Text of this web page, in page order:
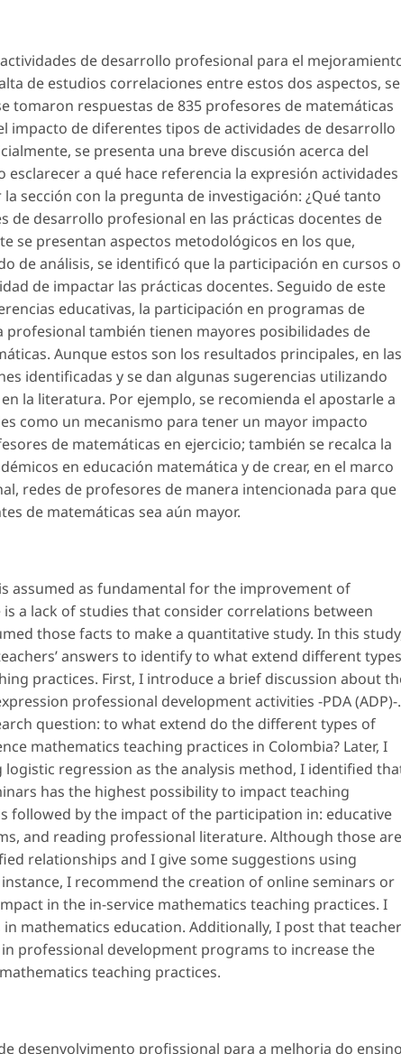
de desarrollo profesional para el
de estudios correlaciones entre estos dos aspectos, se
tomaron respuestas de 835 profesores de matemáticas
impacto de diferentes tipos de actividades de desarrollo
se presenta una breve discusión acerca del
esclarecer a qué hace referencia la expresión actividades
la sección con la pregunta de investigación: ¿Qué tanto
de desarrollo profesional en las prácticas docentes de
se presentan aspectos metodológicos en los que,
de análisis, se identificó que la participación en cursos o
de impactar las prácticas docentes. Seguido de este
educativas, la participación en programas de
también tienen mayores posibilidades de
Aunque estos son los resultados principales, en las
identificadas y se dan algunas sugerencias utilizando
la literatura. Por ejemplo, se recomienda el apostarle a
como un mecanismo para tener un mayor impacto
de matemáticas en ejercicio; también se recalca la
en educación matemática y de crear, en el marco
redes de profesores de manera intencionada para que
de matemáticas sea aún mayor.
assumed as fundamental for the improvement of
a lack of studies that consider correlations between
those facts to make a quantitative study. In this
answers to identify to what extend different types
practices. First, I introduce a brief discussion about
professional development activities -PDA (ADP)-.
question: to what extend do the different types of
mathematics teaching practices in Colombia? Later, I
regression as the analysis method, I identified
has the highest possibility to impact teaching
followed by the impact of the participation in: educative
and reading professional literature. Although those are
relationships and I give some suggestions using
I recommend the creation of online seminars or
in the in-service mathematics teaching practices. I
mathematics education. Additionally, I post that teacher
professional development programs to increase the
teaching practices.
desenvolvimento profissional para a melhoria do